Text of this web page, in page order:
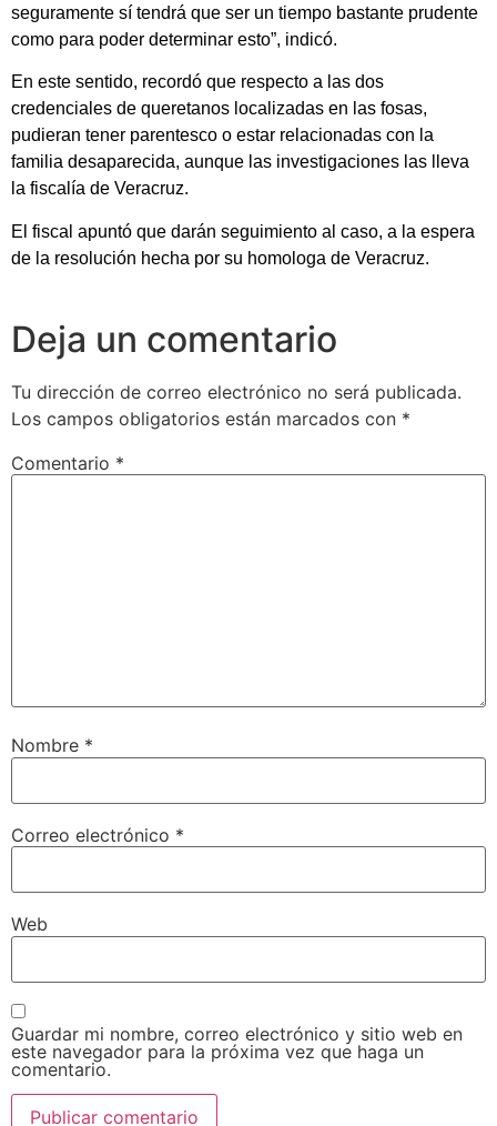
seguramente sí tendrá que ser un tiempo bastante prudente
como para poder determinar esto”, indicó.
En este sentido, recordó que respecto a las dos
credenciales de queretanos localizadas en las fosas,
pudieran tener parentesco o estar relacionadas con la
familia desaparecida, aunque las investigaciones las lleva
la fiscalía de Veracruz.
El fiscal apuntó que darán seguimiento al caso, a la espera
de la resolución hecha por su homologa de Veracruz.
Deja un comentario
Tu dirección de correo electrónico no será publicada.
Los campos obligatorios están marcados con *
Comentario *
Nombre *
Correo electrónico *
Web
Guardar mi nombre, correo electrónico y sitio web en
este navegador para la próxima vez que haga un
comentario.